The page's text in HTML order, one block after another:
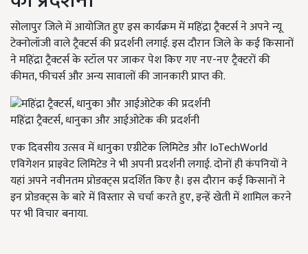
सोलापुर जिले में आयोजित हुए इस कार्यक्रम में महिंद्रा ट्रैक्टर्स ने अपने न्यू
टेक्नोलॉजी वाले ट्रैक्टर्स की प्रदर्शनी लगाई. इस दौरान जिले के कई किसानों
ने महिंद्रा ट्रैक्टर्स के स्टॉल पर जाकर पेश किए गए नए-नए ट्रैक्टरों की
कीमत, फीचर्स और अन्य सावालों की जानकारी प्राप्त की.
महिंद्रा ट्रैक्टर्स, धानुका और आईओटेक की प्रदर्शनी
एक दिवसीय उत्सव में धानुका एग्रीटेक लिमिटेड और IoTechWorld
एविगेशन प्राइवेट लिमिटेड ने भी अपनी प्रदर्शनी लगाई. दोनों ही कंपनियों ने
यहां अपने नवीनतम प्रोडक्ट्स प्रदर्शित किए है। इस दौरान कई किसानों ने
इन प्रोडक्ट्स के बारे में विस्तार से चर्चा करते हुए, इन्हें खेती में शामिल करने
पर भी विचार बनाया.